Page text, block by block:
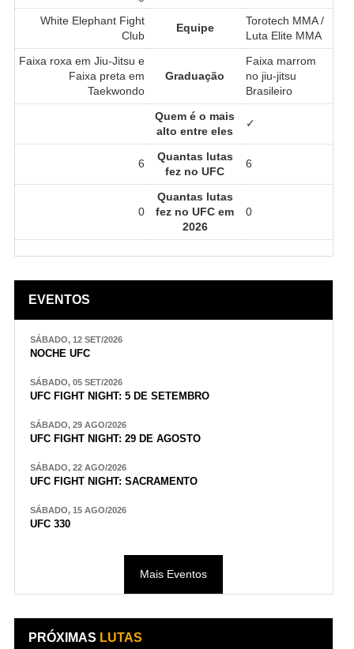
White Elephant Fight
Club
Equipe
Torotech MMA /
Luta Elite MMA
Faixa roxa em Jiu-Jitsu e
Faixa preta em
Taekwondo
Graduação
Faixa marrom
no jiu-jitsu
Brasileiro
Quem é o mais
alto entre eles
✓
6
Quantas lutas
fez no UFC
6
0
Quantas lutas
fez no UFC em
2026
0
EVENTOS
SÁBADO, 12 SET/2026
NOCHE UFC
SÁBADO, 05 SET/2026
UFC FIGHT NIGHT: 5 DE SETEMBRO
SÁBADO, 29 AGO/2026
UFC FIGHT NIGHT: 29 DE AGOSTO
SÁBADO, 22 AGO/2026
UFC FIGHT NIGHT: SACRAMENTO
SÁBADO, 15 AGO/2026
UFC 330
Mais Eventos
PRÓXIMAS LUTAS